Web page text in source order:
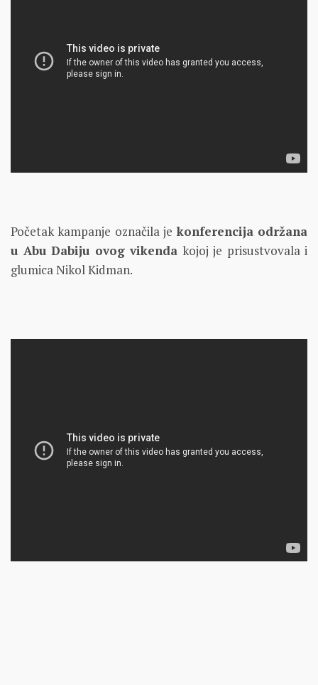
Početak kampanje označila je konferencija održana
u Abu Dabiju ovog vikenda kojoj je prisustvovala i
glumica Nikol Kidman.